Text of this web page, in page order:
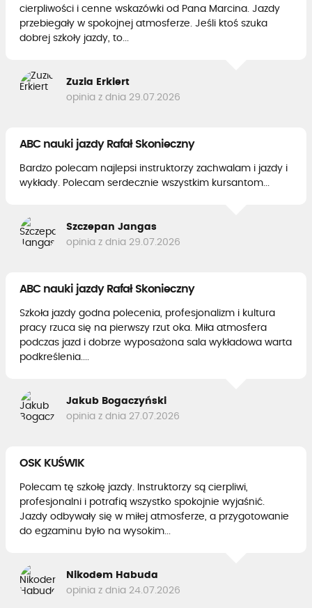
cierpliwości i cenne wskazówki od Pana Marcina. Jazdy
przebiegały w spokojnej atmosferze. Jeśli ktoś szuka
dobrej szkoły jazdy, to...
Zuzia Erkiert
opinia z dnia 29.07.2026
ABC nauki jazdy Rafał Skonieczny
Bardzo polecam najlepsi instruktorzy zachwalam i jazdy i
wykłady. Polecam serdecznie wszystkim kursantom...
Szczepan Jangas
opinia z dnia 29.07.2026
ABC nauki jazdy Rafał Skonieczny
Szkoła jazdy godna polecenia, profesjonalizm i kultura
pracy rzuca się na pierwszy rzut oka. Miła atmosfera
podczas jazd i dobrze wyposażona sala wykładowa warta
podkreślenia....
Jakub Bogaczyński
opinia z dnia 27.07.2026
OSK KUŚWIK
Polecam tę szkołę jazdy. Instruktorzy są cierpliwi,
profesjonalni i potrafią wszystko spokojnie wyjaśnić.
Jazdy odbywały się w miłej atmosferze, a przygotowanie
do egzaminu było na wysokim...
Nikodem Habuda
opinia z dnia 24.07.2026